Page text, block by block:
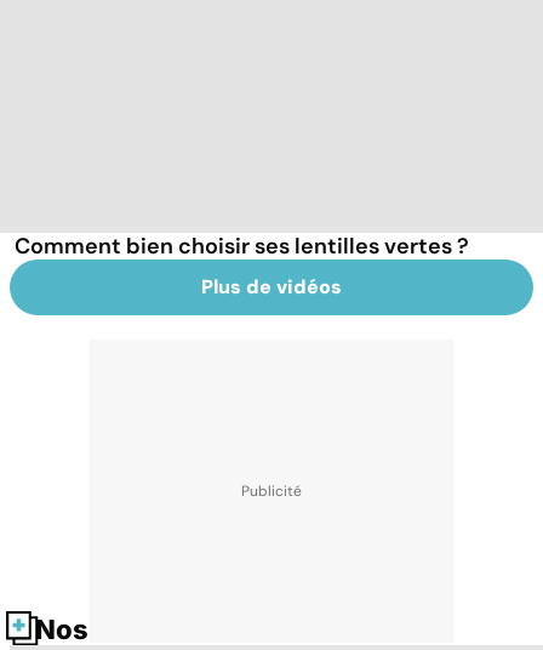
Comment bien choisir ses lentilles vertes ?
Plus de vidéos
Nos fiches santé